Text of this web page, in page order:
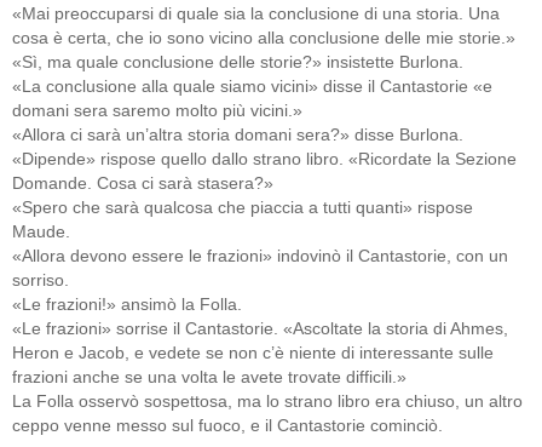
«Mai preoccuparsi di quale sia la conclusione di una storia. Una
cosa è certa, che io sono vicino alla conclusione delle mie storie.»
«Sì, ma quale conclusione delle storie?» insistette Burlona.
«La conclusione alla quale siamo vicini» disse il Cantastorie «e
domani sera saremo molto più vicini.»
«Allora ci sarà un’altra storia domani sera?» disse Burlona.
«Dipende» rispose quello dallo strano libro. «Ricordate la Sezione
Domande. Cosa ci sarà stasera?»
«Spero che sarà qualcosa che piaccia a tutti quanti» rispose
Maude.
«Allora devono essere le frazioni» indovinò il Cantastorie, con un
sorriso.
«Le frazioni!» ansimò la Folla.
«Le frazioni» sorrise il Cantastorie. «Ascoltate la storia di Ahmes,
Heron e Jacob, e vedete se non c’è niente di interessante sulle
frazioni anche se una volta le avete trovate difficili.»
La Folla osservò sospettosa, ma lo strano libro era chiuso, un altro
ceppo venne messo sul fuoco, e il Cantastorie cominciò.